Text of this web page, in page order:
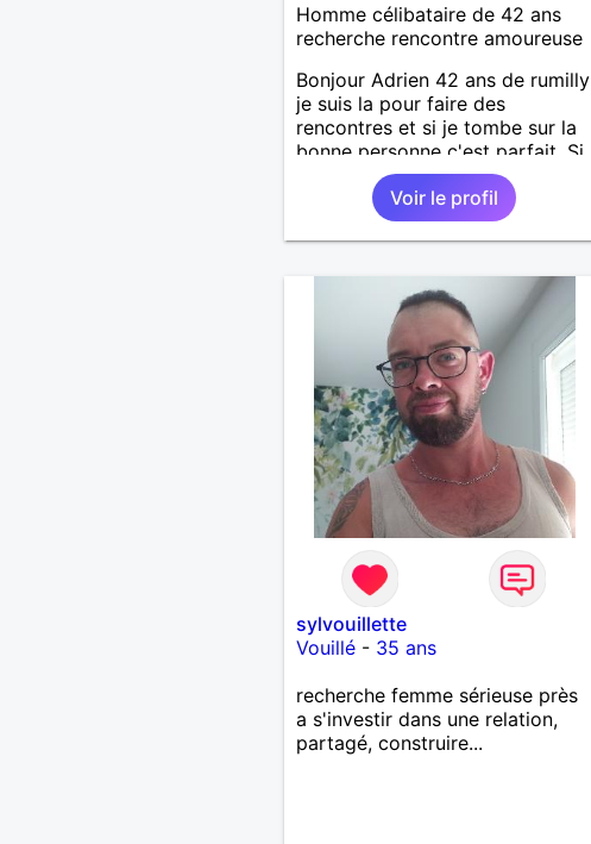
Homme célibataire de 42 ans
recherche rencontre amoureuse
Bonjour Adrien 42 ans de rumilly
je suis la pour faire des
rencontres et si je tombe sur la
bonne personne c'est parfait. Si
tu est attentionné tactile et
honnête je te met direct un
Voir le profil
sylvouillette
Vouillé- 35 ans
recherche femme sérieuse près
a s'investir dans une relation,
partagé, construire...